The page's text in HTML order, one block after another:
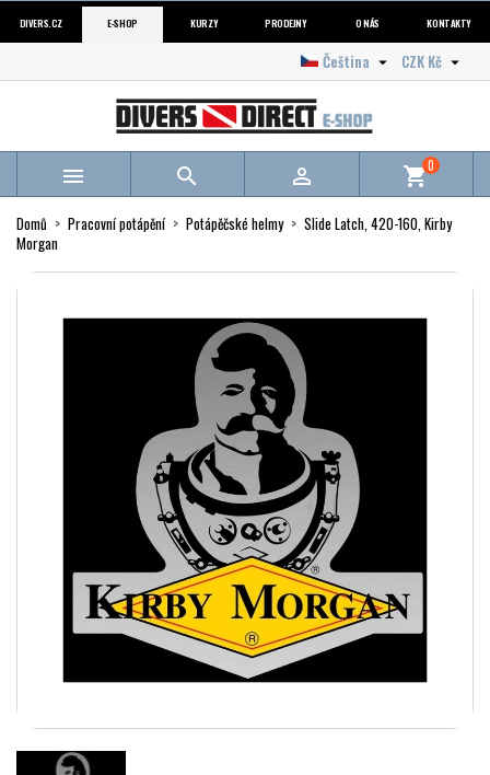
DIVERS.CZ E-SHOP KURZY PRODEJNY O NÁS KONTAKTY
CZK Kč 
Čeština 
   shopping_cart0
Domů Pracovní potápění Potápěčské helmy
Slide Latch, 420-160, Kirby
Morgan